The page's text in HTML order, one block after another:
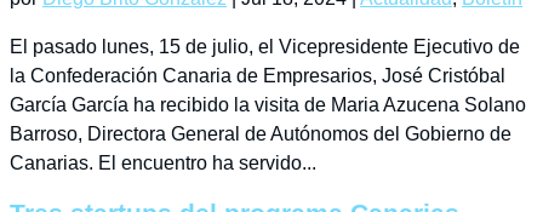
por Diego Brito González | Jul 18, 2024 | Actualidad Boletín
El pasado lunes, 15 de julio, el Vicepresidente Ejecutivo de
la Confederación Canaria de Empresarios, José Cristóbal
García García ha recibido la visita de Maria Azucena Solano
Barroso, Directora General de Autónomos del Gobierno de
Canarias. El encuentro ha servido...